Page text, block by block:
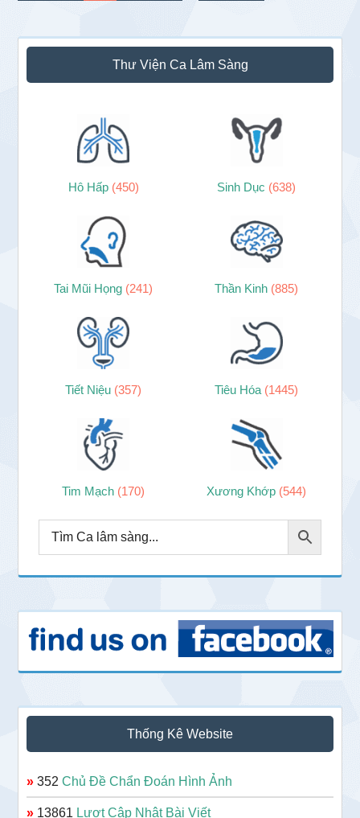
to
to
to
to
to
Sidebar
chính
Thư Viện Ca Lâm Sàng
Hô Hấp (450) Sinh Dục (638)
Tai Mũi Họng (241) Thần Kinh (885)
Tiết Niệu (357) Tiêu Hóa (1445)
Tim Mạch (170) Xương Khớp (544)
Thống Kê Website
» 352Chủ Đề Chẩn Đoán Hình Ảnh
» 13861 Lượt Cập Nhật Bài Viết